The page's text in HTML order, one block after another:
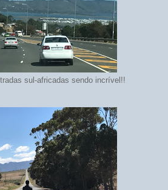
sul-africadas sendo incrível!!